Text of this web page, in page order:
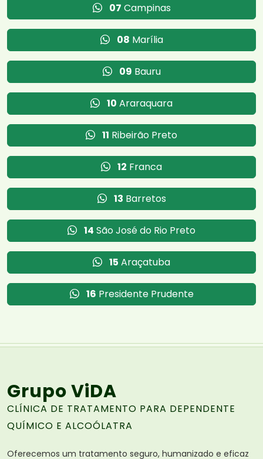
07 Campinas
08 Marília
09 Bauru
10 Araraquara
11 Ribeirão Preto
12 Franca
13 Barretos
14 São José do Rio Preto
15 Araçatuba
16 Presidente Prudente
Grupo ViDA
CLÍNICA DE TRATAMENTO PARA DEPENDENTE
QUÍMICO E ALCOÓLATRA
Oferecemos um tratamento seguro, humanizado e eficaz